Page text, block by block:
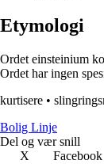
Etymologi
Ordet einsteinium
Ordet har ingen
kurtisere •
Bolig Linje
Del og vær snill
X
Facebook